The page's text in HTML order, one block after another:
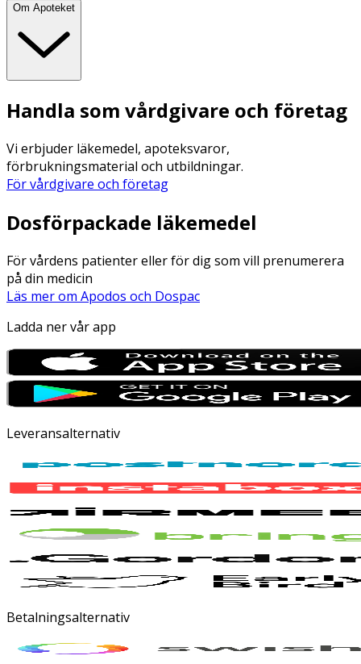
Om Apoteket
Handla som vårdgivare och företag
Vi erbjuder läkemedel, apoteksvaror,
förbrukningsmaterial och utbildningar.
För vårdgivare och företag
Dosförpackade läkemedel
För vårdens patienter eller för dig som vill prenumerera
på din medicin
Läs mer om Apodos och Dospac
Ladda ner vår app
Leveransalternativ
Betalningsalternativ